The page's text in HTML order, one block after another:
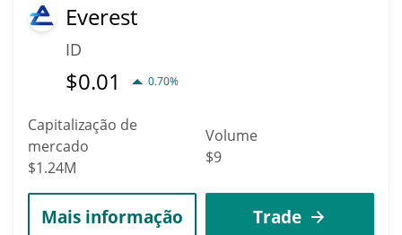
Everest
ID
$0.01 0.70%
Capitalização de
mercado
$1.24M
Volume
$9
Mais informação Trade